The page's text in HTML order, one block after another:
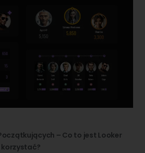
– Co to jest Looker
korzystać?